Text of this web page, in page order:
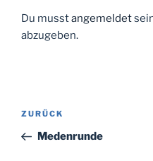
Du musstangemeldet
abzugeben.
Beitragsnavigation
Vorheriger
Beitrag
ZURÜCK
Medenrunde